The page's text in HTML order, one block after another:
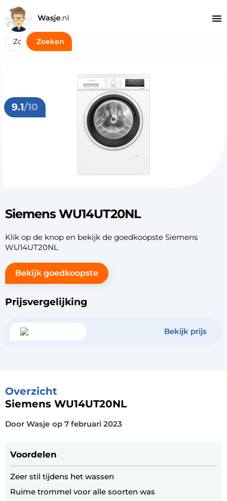
Zoeken
9.1/10
Siemens WU14UT20NL
Klik op de knop en bekijk de goedkoopste Siemens
WU14UT20NL
Bekijk goedkoopste
Prijsvergelijking
Bekijk prijs
Overzicht
Siemens WU14UT20NL
Door Wasje op 7 februari 2023
Voordelen
Zeer stil tijdens het wassen
Ruime trommel voor alle soorten was